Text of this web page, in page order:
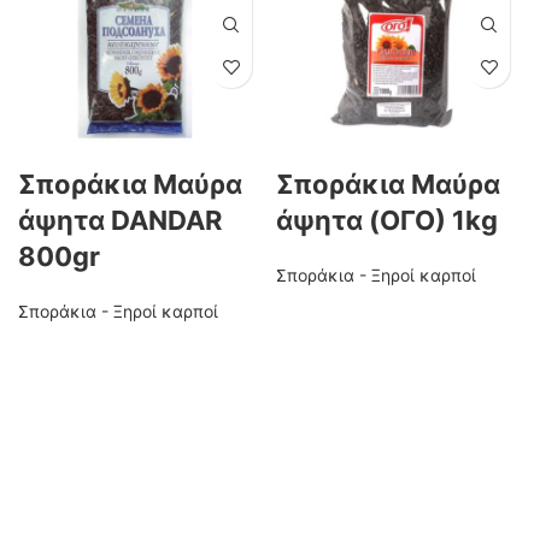
Σποράκια Μαύρα
άψητα DANDAR
800gr
Σποράκια - Ξηροί καρποί
Σποράκια Μαύρα
άψητα (OΓΟ) 1kg
Σποράκια - Ξηροί καρποί